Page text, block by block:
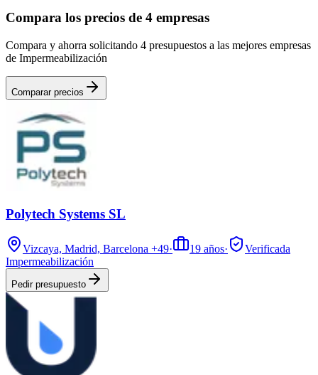
Compara los precios de 4 empresas
Compara y ahorra solicitando 4 presupuestos a las mejores empresas
de Impermeabilización
Comparar precios
Polytech Systems SL
Vizcaya, Madrid, Barcelona +49· 19 años·
Verificada
Impermeabilización
Pedir presupuesto